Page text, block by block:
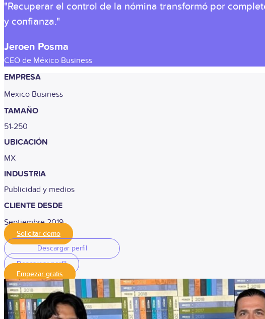
"Recuperar el control de la nómina transformó por
y confianza."
Jeroen Posma
CEO de México Business
EMPRESA
Mexico Business
TAMAÑO
51-250
UBICACIÓN
MX
INDUSTRIA
Publicidad y medios
CLIENTE DESDE
Septiembre 2019
Solicitar demo
Descargar perfil
Descargar perfil
Empezar gratis